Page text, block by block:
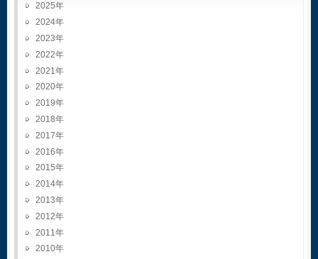
2025
2024
2023
2022
2021
2020
2019
2018
2017
2016
2015
2014
2013
2012
2011
2010